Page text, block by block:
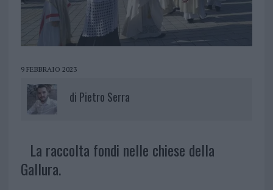
9 FEBBRAIO 2023
di Pietro Serra
La raccolta fondi nelle chiese della
Gallura.